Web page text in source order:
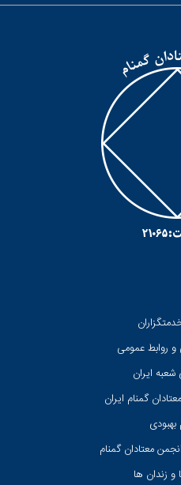
و روابط عمومی
ايران
گمنام ایران
بهبودی
معتادان گمنام
و زندان ها